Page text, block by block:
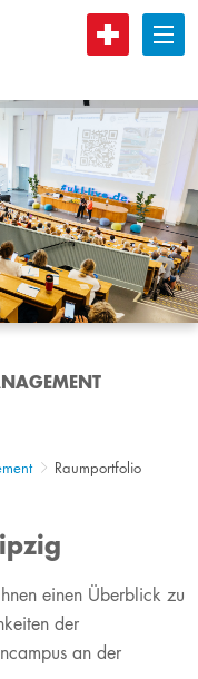
B
Raumportfolio
einen Überblick zu
der
an der